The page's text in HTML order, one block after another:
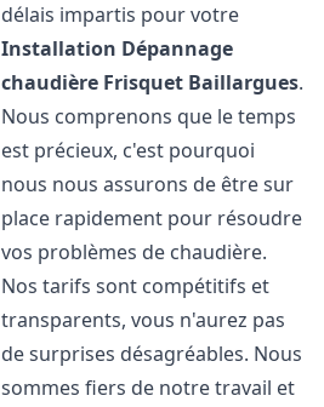
délais impartis pour votre
Installation Dépannage
chaudière Frisquet Baillargues.
Nous comprenons que le temps
est précieux, c'est pourquoi
nous nous assurons de être sur
place rapidement pour résoudre
vos problèmes de chaudière.
Nos tarifs sont compétitifs et
transparents, vous n'aurez pas
de surprises désagréables. Nous
sommes fiers de notre travail et